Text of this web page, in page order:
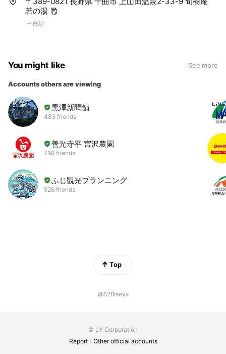
若の湯
戸倉駅
You might like See more
Accounts others are viewing
黒澤新聞舗
483 friends
善光寺平 宮沢農園
798 friends
ふじ観光プランニング
526 friends
Top
@528lseyx
© LY Corporation
Report
Other official accounts